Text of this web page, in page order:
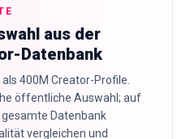
aus der
Datenbank
400M Creator-Profile.
öffentliche Auswahl; auf
Datenbank
vergleichen und